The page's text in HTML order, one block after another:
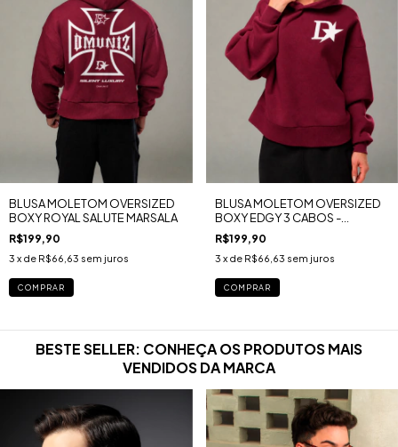
BLUSA MOLETOM OVERSIZED
BOXY ROYAL SALUTE MARSALA
R$199,90
3 x de R$66,63 sem juros
COMPRAR
BLUSA MOLETOM OVERSIZED
BOXY EDGY 3 CABOS -
LONDON U.K MARSALA
R$199,90
3 x de R$66,63 sem juros
COMPRAR
BESTE SELLER: CONHEÇA OS PRODUTOS MAIS
VENDIDOS DA MARCA